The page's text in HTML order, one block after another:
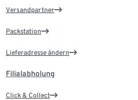
Versandpartner
Packstation
Lieferadresse ändern
Filialabholung
Click & Collect